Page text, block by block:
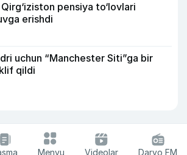
pensiya to‘lovlari
erishdi
uchun “Manchester Siti”ga bir
qildi
Menyu Videolar Daryo FM